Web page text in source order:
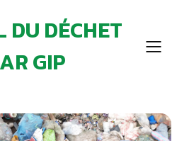
DU DÉCHET
GIP